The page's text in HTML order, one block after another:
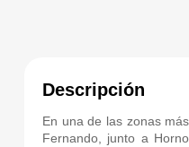
Descripción
En una de las zonas
Fernando, junto a